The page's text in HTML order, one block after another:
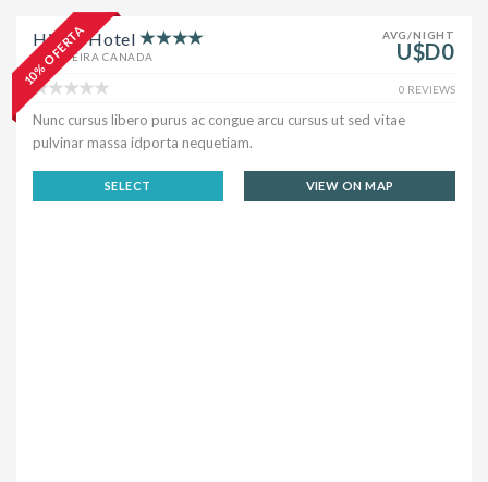
10% OFERTA AVG/NIGHT
U$D0
Hilton Hotel
ALBUFEIRA CANADA
0 REVIEWS
Nunc cursus libero purus ac congue arcu cursus ut sed vitae
pulvinar massa idporta nequetiam.
SELECT VIEW ON MAP